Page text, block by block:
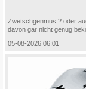
Zwetschgenmus ? oder
davon gar nicht genug
05-08-2026 06:01